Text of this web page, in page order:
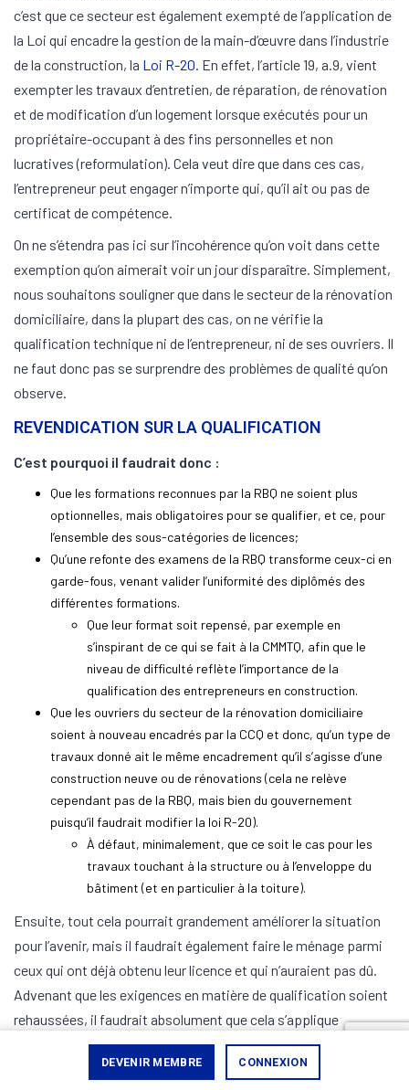
DEVENIR MEMBRE CONNEXION
c’est que ce secteur est également exempté de l’application de
la Loi qui encadre la gestion de la main-d’œuvre dans l’industrie
de la construction, la Loi R-20 . En effet, l’article 19, a.9, vient
exempter les travaux d’entretien, de réparation, de rénovation
et de modification d’un logement lorsque exécutés pour un
propriétaire-occupant à des fins personnelles et non
lucratives (reformulation). Cela veut dire que dans ces cas,
l’entrepreneur peut engager n’importe qui, qu’il ait ou pas de
certificat de compétence.
On ne s’étendra pas ici sur l’incohérence qu’on voit dans cette
exemption qu’on aimerait voir un jour disparaître. Simplement,
nous souhaitons souligner que dans le secteur de la rénovation
domiciliaire, dans la plupart des cas, on ne vérifie la
qualification technique ni de l’entrepreneur, ni de ses ouvriers. Il
ne faut donc pas se surprendre des problèmes de qualité qu’on
observe.
REVENDICATION SUR LA QUALIFICATION
C’est pourquoi il faudrait donc :
Que les formations reconnues par la RBQ ne soient plus
optionnelles, mais obligatoires pour se qualifier, et ce, pour
l’ensemble des sous-catégories de licences;
Qu’une refonte des examens de la RBQ transforme ceux-ci en
garde-fous, venant valider l’uniformité des diplômés des
différentes formations.
Que leur format soit repensé, par exemple en
s’inspirant de ce qui se fait à la CMMTQ, afin que le
niveau de difficulté reflète l’importance de la
qualification des entrepreneurs en construction.
Que les ouvriers du secteur de la rénovation domiciliaire
soient à nouveau encadrés par la CCQ et donc, qu’un type de
travaux donné ait le même encadrement qu’il s’agisse d’une
construction neuve ou de rénovations (cela ne relève
cependant pas de la RBQ, mais bien du gouvernement
puisqu’il faudrait modifier la loi R-20).
À défaut, minimalement, que ce soit le cas pour les
travaux touchant à la structure ou à l’enveloppe du
bâtiment (et en particulier à la toiture).
Ensuite, tout cela pourrait grandement améliorer la situation
pour l’avenir, mais il faudrait également faire le ménage parmi
ceux qui ont déjà obtenu leur licence et qui n’auraient pas dû.
Advenant que les exigences en matière de qualification soient
rehaussées, il faudrait absolument que cela s’applique
également aux entrepreneurs actuels. Bien qu’une période
transitoire soit justifiée et nécessaire, à partir du moment où